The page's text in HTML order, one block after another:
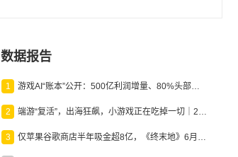
数据报告
1 游戏AI“账本”公开：500亿利润增量、80%头部入局，谁在闷声发财？
2 端游“复活”，出海狂飙，小游戏正在吃掉一切｜2026上半年产业报告
3 仅苹果谷歌商店半年吸金超8亿，《终末地》6月份收入显著回暖